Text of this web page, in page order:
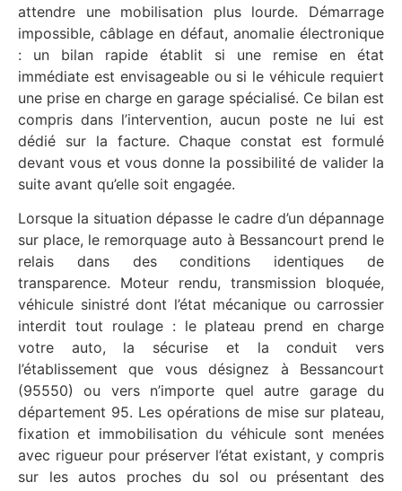
attendre une mobilisation plus lourde. Démarrage
impossible, câblage en défaut, anomalie électronique
: un bilan rapide établit si une remise en état
immédiate est envisageable ou si le véhicule requiert
une prise en charge en garage spécialisé. Ce bilan est
compris dans l’intervention, aucun poste ne lui est
dédié sur la facture. Chaque constat est formulé
devant vous et vous donne la possibilité de valider la
suite avant qu’elle soit engagée.
Lorsque la situation dépasse le cadre d’un dépannage
sur place, le remorquage auto à Bessancourt prend le
relais dans des conditions identiques de
transparence. Moteur rendu, transmission bloquée,
véhicule sinistré dont l’état mécanique ou carrossier
interdit tout roulage : le plateau prend en charge
votre auto, la sécurise et la conduit vers
l’établissement que vous désignez à Bessancourt
(95550) ou vers n’importe quel autre garage du
département 95. Les opérations de mise sur plateau,
fixation et immobilisation du véhicule sont menées
avec rigueur pour préserver l’état existant, y compris
sur les autos proches du sol ou présentant des